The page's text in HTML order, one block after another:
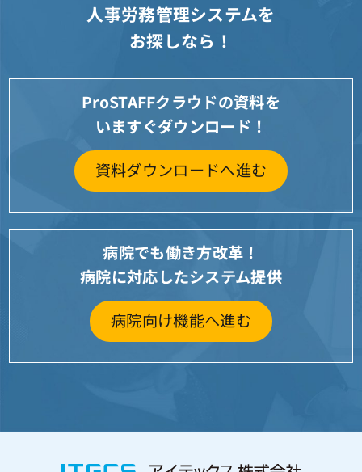
人事労務管理システムを
お探しなら！
ProSTAFFクラウドの資料を
いますぐダウンロード！
資料ダウンロードへ進む
病院でも働き方改革！
病院に対応したシステム提供
病院向け機能へ進む